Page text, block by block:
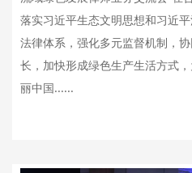
落实习近平生态文明思想和习近
法律体系，强化多元监督机制，
长，加快形成绿色生产生活方式
丽中国......